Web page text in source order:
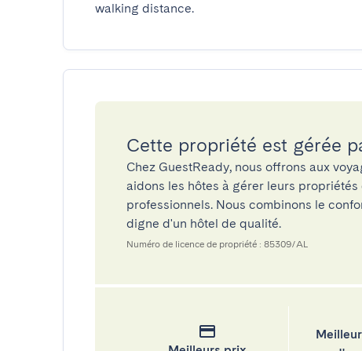
walking distance.
Cette propriété est gérée
Chez GuestReady, nous offrons aux
aidons les hôtes à gérer leurs
professionnels. Nous combinons le
digne d'un hôtel de qualité.
Numéro de licence de propriété : 85309/AL